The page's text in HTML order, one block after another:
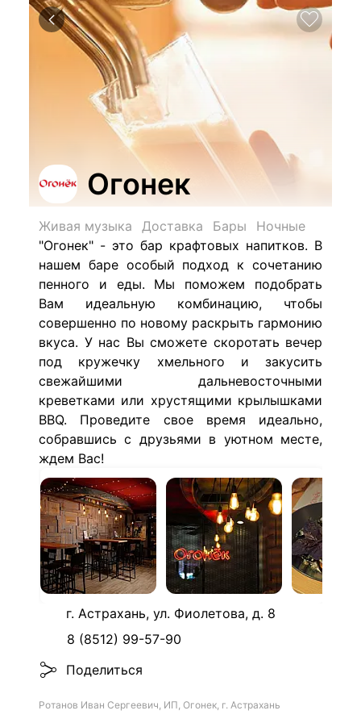
Огонек
Живая музыка Доставка Бары
Ночные
"Огонек" - это бар крафтовых напитков. В
нашем баре особый подход к сочетанию
пенного и еды. Мы поможем подобрать
Вам идеальную комбинацию, чтобы
совершенно по новому раскрыть гармонию
вкуса. У нас Вы сможете скоротать вечер
под кружечку хмельного и закусить
свежайшими дальневосточными
креветками или хрустящими крылышками
BBQ. Проведите свое время идеально,
собравшись с друзьями в уютном месте,
ждем Вас!
г. Астрахань, ул. Фиолетова, д. 8
8 (8512) 99-57-90
Поделиться
Ротанов Иван Сергеевич, ИП, Огонек, г. Астрахань